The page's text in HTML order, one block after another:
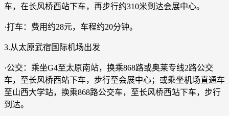
车，在长风桥西站下车，再步行约310米到达会展中心。
·打车：费用约28元，车程约20分钟。
3.从太原武宿国际机场出发
·公交：乘坐G4至太原南站，换乘868路或奥莱专线2路公交
车，至长风桥西站下车，步行至会展中心；或乘坐机场直通车
至山西大学站，换乘868路公交车，至长风桥西站下车，步行
到达。